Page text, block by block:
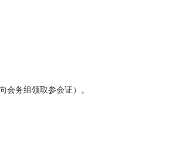
会务组领取参会证）。